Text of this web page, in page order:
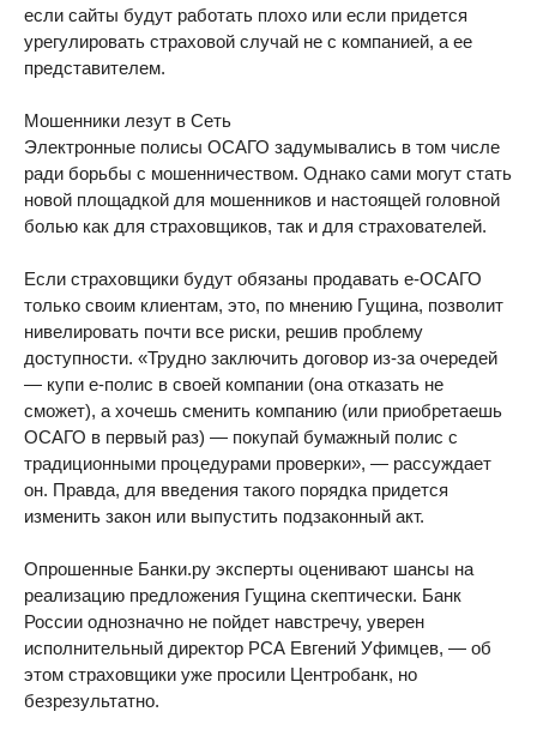
если сайты будут работать плохо или если придется
урегулировать страховой случай не с компанией, а ее
представителем.
Мошенники лезут в Сеть
Электронные полисы ОСАГО задумывались в том числе
ради борьбы с мошенничеством. Однако сами могут стать
новой площадкой для мошенников и настоящей головной
болью как для страховщиков, так и для страхователей.
Если страховщики будут обязаны продавать е-ОСАГО
только своим клиентам, это, по мнению Гущина, позволит
нивелировать почти все риски, решив проблему
доступности. «Трудно заключить договор из-за очередей
— купи e-полис в своей компании (она отказать не
сможет), а хочешь сменить компанию (или приобретаешь
ОСАГО в первый раз) — покупай бумажный полис с
традиционными процедурами проверки», — рассуждает
он. Правда, для введения такого порядка придется
изменить закон или выпустить подзаконный акт.
Опрошенные Банки.ру эксперты оценивают шансы на
реализацию предложения Гущина скептически. Банк
России однозначно не пойдет навстречу, уверен
исполнительный директор РСА Евгений Уфимцев, — об
этом страховщики уже просили Центробанк, но
безрезультатно.